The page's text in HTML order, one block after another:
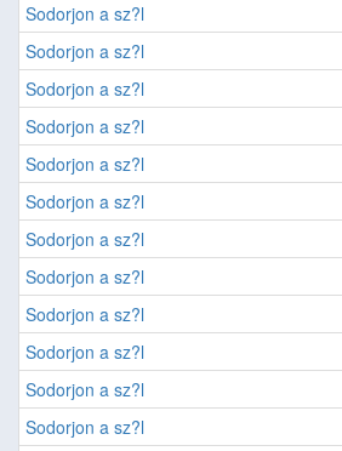
Sodorjon a sz?l
Sodorjon a sz?l
Sodorjon a sz?l
Sodorjon a sz?l
Sodorjon a sz?l
Sodorjon a sz?l
Sodorjon a sz?l
Sodorjon a sz?l
Sodorjon a sz?l
Sodorjon a sz?l
Sodorjon a sz?l
Sodorjon a sz?l